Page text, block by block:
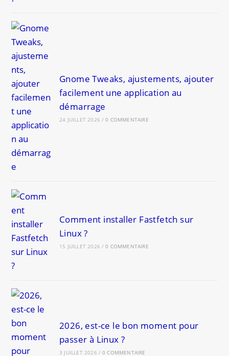
Gnome Tweaks, ajustements, ajouter
facilement une application au
démarrage
24 JUILLET 2026 / 0 COMMENTAIRE
Comment installer Fastfetch sur
Linux ?
15 JUILLET 2026 / 0 COMMENTAIRE
2026, est-ce le bon moment pour
passer à Linux ?
3 JUILLET 2026 / 0 COMMENTAIRE